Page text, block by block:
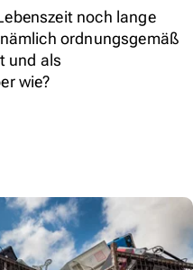
noch lange
ordnungsgemäß
und als
wie?